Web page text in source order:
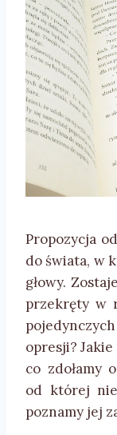
Propozycja
do świata, w
głowy.
przekręty w
opresji?
co zdołamy
od której
poznamy jej